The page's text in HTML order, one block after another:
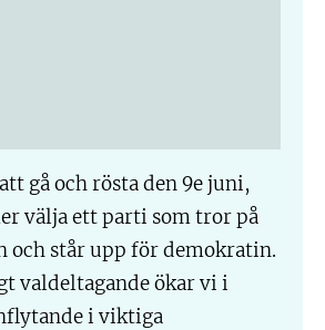
gå och rösta den 9e juni,
välja ett parti som tror på
och står upp för demokratin.
valdeltagande ökar vi i
i viktiga